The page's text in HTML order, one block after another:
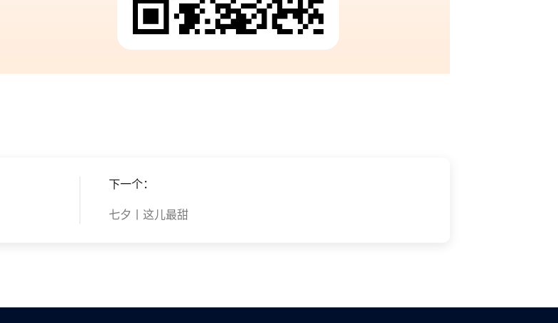
下一个：
七夕丨这儿最甜